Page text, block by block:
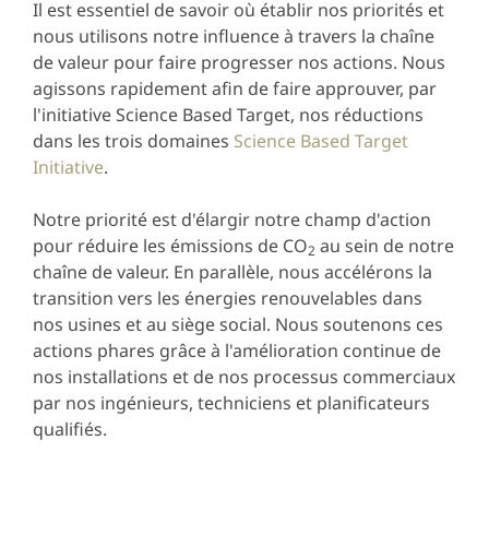
Il est essentiel de savoir où établir nos priorités et
nous utilisons notre influence à travers la chaîne
de valeur pour faire progresser nos actions. Nous
agissons rapidement afin de faire approuver, par
l'initiative Science Based Target, nos réductions
dans les trois domaines Science Based Target
Initiative.
Notre priorité est d'élargir notre champ d'action
pour réduire les émissions de CO2 au sein de notre
chaîne de valeur. En parallèle, nous accélérons la
transition vers les énergies renouvelables dans
nos usines et au siège social. Nous soutenons ces
actions phares grâce à l'amélioration continue de
nos installations et de nos processus commerciaux
par nos ingénieurs, techniciens et planificateurs
qualifiés.